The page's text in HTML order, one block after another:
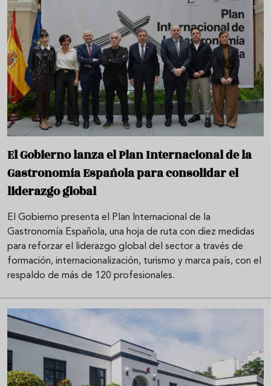
El Gobierno lanza el Plan Internacional de la
Gastronomía Española para consolidar el
liderazgo global
El Gobierno presenta el Plan Internacional de la
Gastronomía Española, una hoja de ruta con diez medidas
para reforzar el liderazgo global del sector a través de
formación, internacionalización, turismo y marca país, con el
respaldo de más de 120 profesionales.